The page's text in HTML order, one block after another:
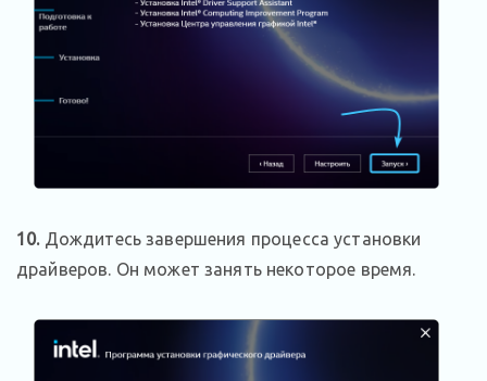
10.Дождитесь завершения процесса установки
драйверов. Он может занять некоторое время.